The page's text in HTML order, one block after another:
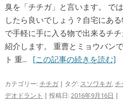
臭を「チチガ」と言います。 で
したら良いでしょう？自宅にあ
で手軽に手に入る物で出来るチ
紹介します。 重曹とミョウバン
ト 重... [この記事の続きを読む]
カテゴリー: チチガ | タグ: スソワキガ,チ
デオドラント | 投稿日: 2016年9月16日 |